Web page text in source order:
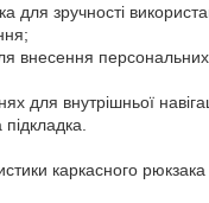
для зручності
внесення
для внутрішньої
каркасного